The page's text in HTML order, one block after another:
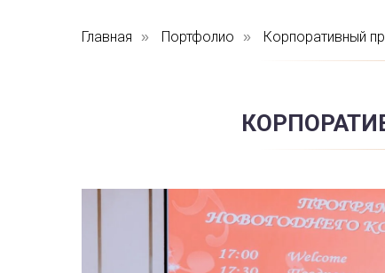
Главная » Портфолио » Корпоративный